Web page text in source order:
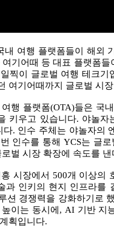
내 여행 플랫폼들이 해외
기어때 등 대표 플랫폼
찍이 글로벌 여행 테크기
여기어때까지 글로벌 시
행 플랫폼(OTA)들은 국
키우고 있습니다. 야놀자
. 인수 주체는 야놀자의
인수를 통해 YCS는 글
벌 시장 확장에 속도를
시장에서 500개 이상의
과 인키의 현지 인프라를
션 경쟁력을 강화하기로
이는 동시에, AI 기반 지
획입니다.